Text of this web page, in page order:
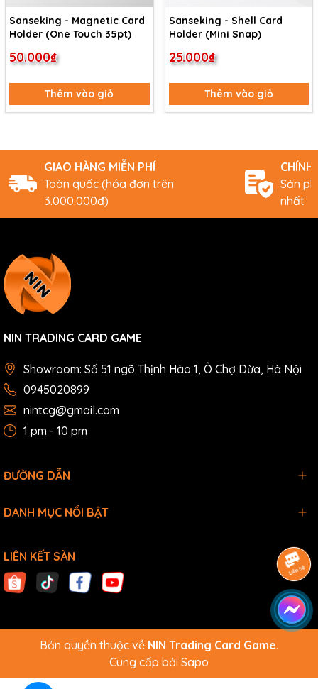
Sanseking - Magnetic Card
Holder (One Touch 35pt)
50.000₫
Thêm vào giỏ
Sanseking - Shell Card
Holder (Mini Snap)
25.000₫
Thêm vào giỏ
GIAO HÀNG MIỄN PHÍ
Toàn quốc (hóa đơn trên
3.000.000đ)
CHÍNH
Sản
nhất
NIN TRADING CARD GAME
Showroom: Số 51 ngõ Thịnh Hào 1, Ô Chợ Dừa, Hà Nội
0945020899
nintcg@gmail.com
1 pm - 10 pm
ĐƯỜNG DẪN
DANH MỤC NỔI BẬT
LIÊN KẾT SÀN
Bản quyền thuộc về NIN Trading Card Game.
Cung cấp bởi Sapo